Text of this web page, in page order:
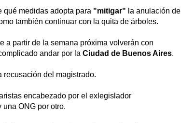
qué medidas adopta para "mitigar" la anulación de
también continuar con la quita de árboles.
a partir de la semana próxima volverán con
andar por la Ciudad de Buenos Aires.
recusación del magistrado.
encabezado por el exlegislador
una ONG por otro.